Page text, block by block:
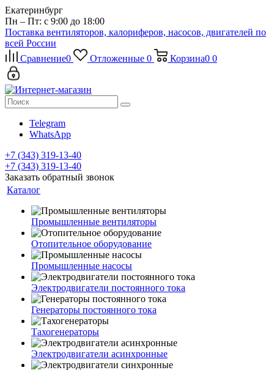
Екатеринбург
Пн – Пт: с 9:00 до 18:00
Поставка вентиляторов, калориферов, насосов, двигателей по
всей России
Сравнение0 Отложенные 0 Корзина0 0
Telegram
WhatsApp
+7 (343) 319-13-40
+7 (343) 319-13-40
Заказать обратный звонок
Каталог
Промышленные вентиляторы
Отопительное оборудование
Промышленные насосы
Электродвигатели постоянного тока
Генераторы постоянного тока
Тахогенераторы
Электродвигатели асинхронные